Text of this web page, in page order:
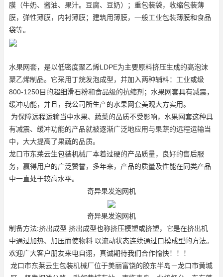
膜（牛奶、酱油、果汁。豆腐、豆奶）；重包装袋，收缩包装薄
膜，弹性薄膜，内衬薄膜；建筑用薄膜，一般工业包装薄膜和食品
袋等。
水果网套，是以低密度聚乙烯LDPE为主要原料挤压生成的高泡沫
聚乙烯制品。它采用丁烷发泡成型，并加入两种辅料：工业或级
800-1250目的超细滑石粉和食品级的抗缩剂；水果网套具有减震，
缓冲功能，并且，我公司所生产的水果网套美观大方实用。
为保障远程运输当中水果、蔬菜的品质不受影响，水果网套这种具
有减震、缓冲功能的产品就被逐渐广泛地应用与果蔬的远程运输当
中，大大提高了果蔬的品质。
龙口市东莱云生包装机械厂本着过硬的产品质量，良好的售后服
务，赢得用户的广泛赞誉，多年来，产品的质量及性能在同类产品
中一直处于较高水平。
奇异果发泡网机
奇异果发泡网机
制备方法:挤出成型 挤出成型也称挤压模塑或挤塑，它是在挤出机
中通过加热、加压而使物料 以流动状态连续通过口模成型的方法。
欢迎广大客户朋友来电自诩，真诚期待我们合作愉快！！！
龙口市东莱云生包装机械厂位于美丽富饶的胶东半岛－龙口市黄城